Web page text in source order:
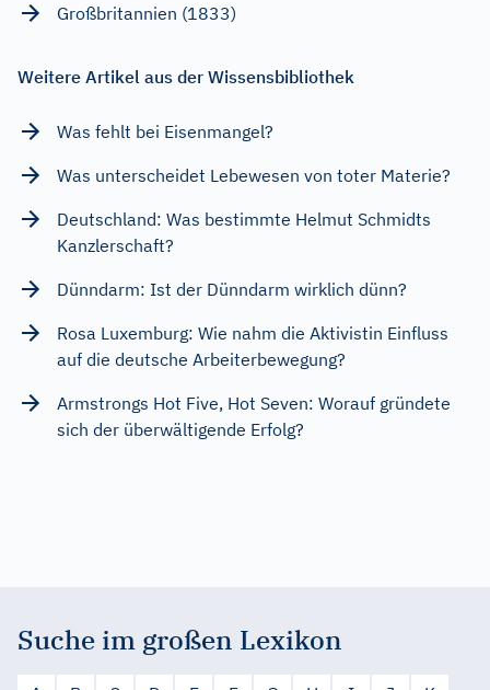
Großbritannien (1833)
Weitere Artikel aus der Wissensbibliothek
Was fehlt bei Eisenmangel?
Was unterscheidet Lebewesen von toter Materie?
Deutschland: Was bestimmte Helmut Schmidts
Kanzlerschaft?
Dünndarm: Ist der Dünndarm wirklich dünn?
Rosa Luxemburg: Wie nahm die Aktivistin Einfluss
auf die deutsche Arbeiterbewegung?
Armstrongs Hot Five, Hot Seven: Worauf gründete
sich der überwältigende Erfolg?
Suche im großen Lexikon